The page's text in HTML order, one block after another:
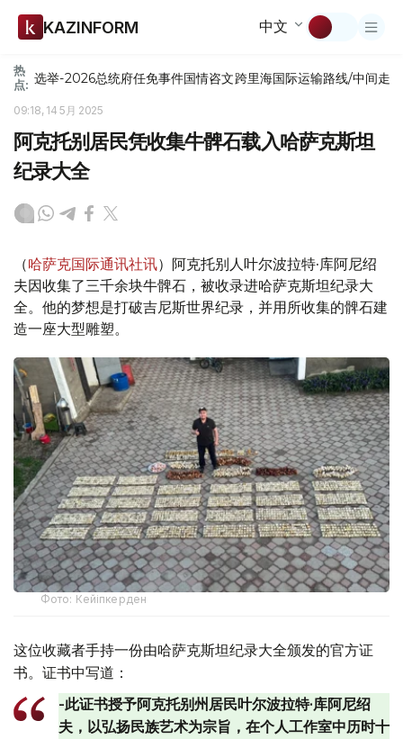
KAZINFORM 中文
热
点: 选举-2026总统府任免事件国情咨文跨里海国际运输路线/中间走廊
09:18, 14 5月 2025
阿克托别居民凭收集牛髀石载入哈萨克斯坦
纪录大全
（哈萨克国际通讯社讯）阿克托别人叶尔波拉特·库阿尼绍
夫因收集了三千余块牛髀石，被收录进哈萨克斯坦纪录大
全。他的梦想是打破吉尼斯世界纪录，并用所收集的髀石建
造一座大型雕塑。
Фото: Кейіпкерден
这位收藏者手持一份由哈萨克斯坦纪录大全颁发的官方证
书。证书中写道：
-此证书授予阿克托别州居民叶尔波拉特·库阿尼绍
夫，以弘扬民族艺术为宗旨，在个人工作室中历时十